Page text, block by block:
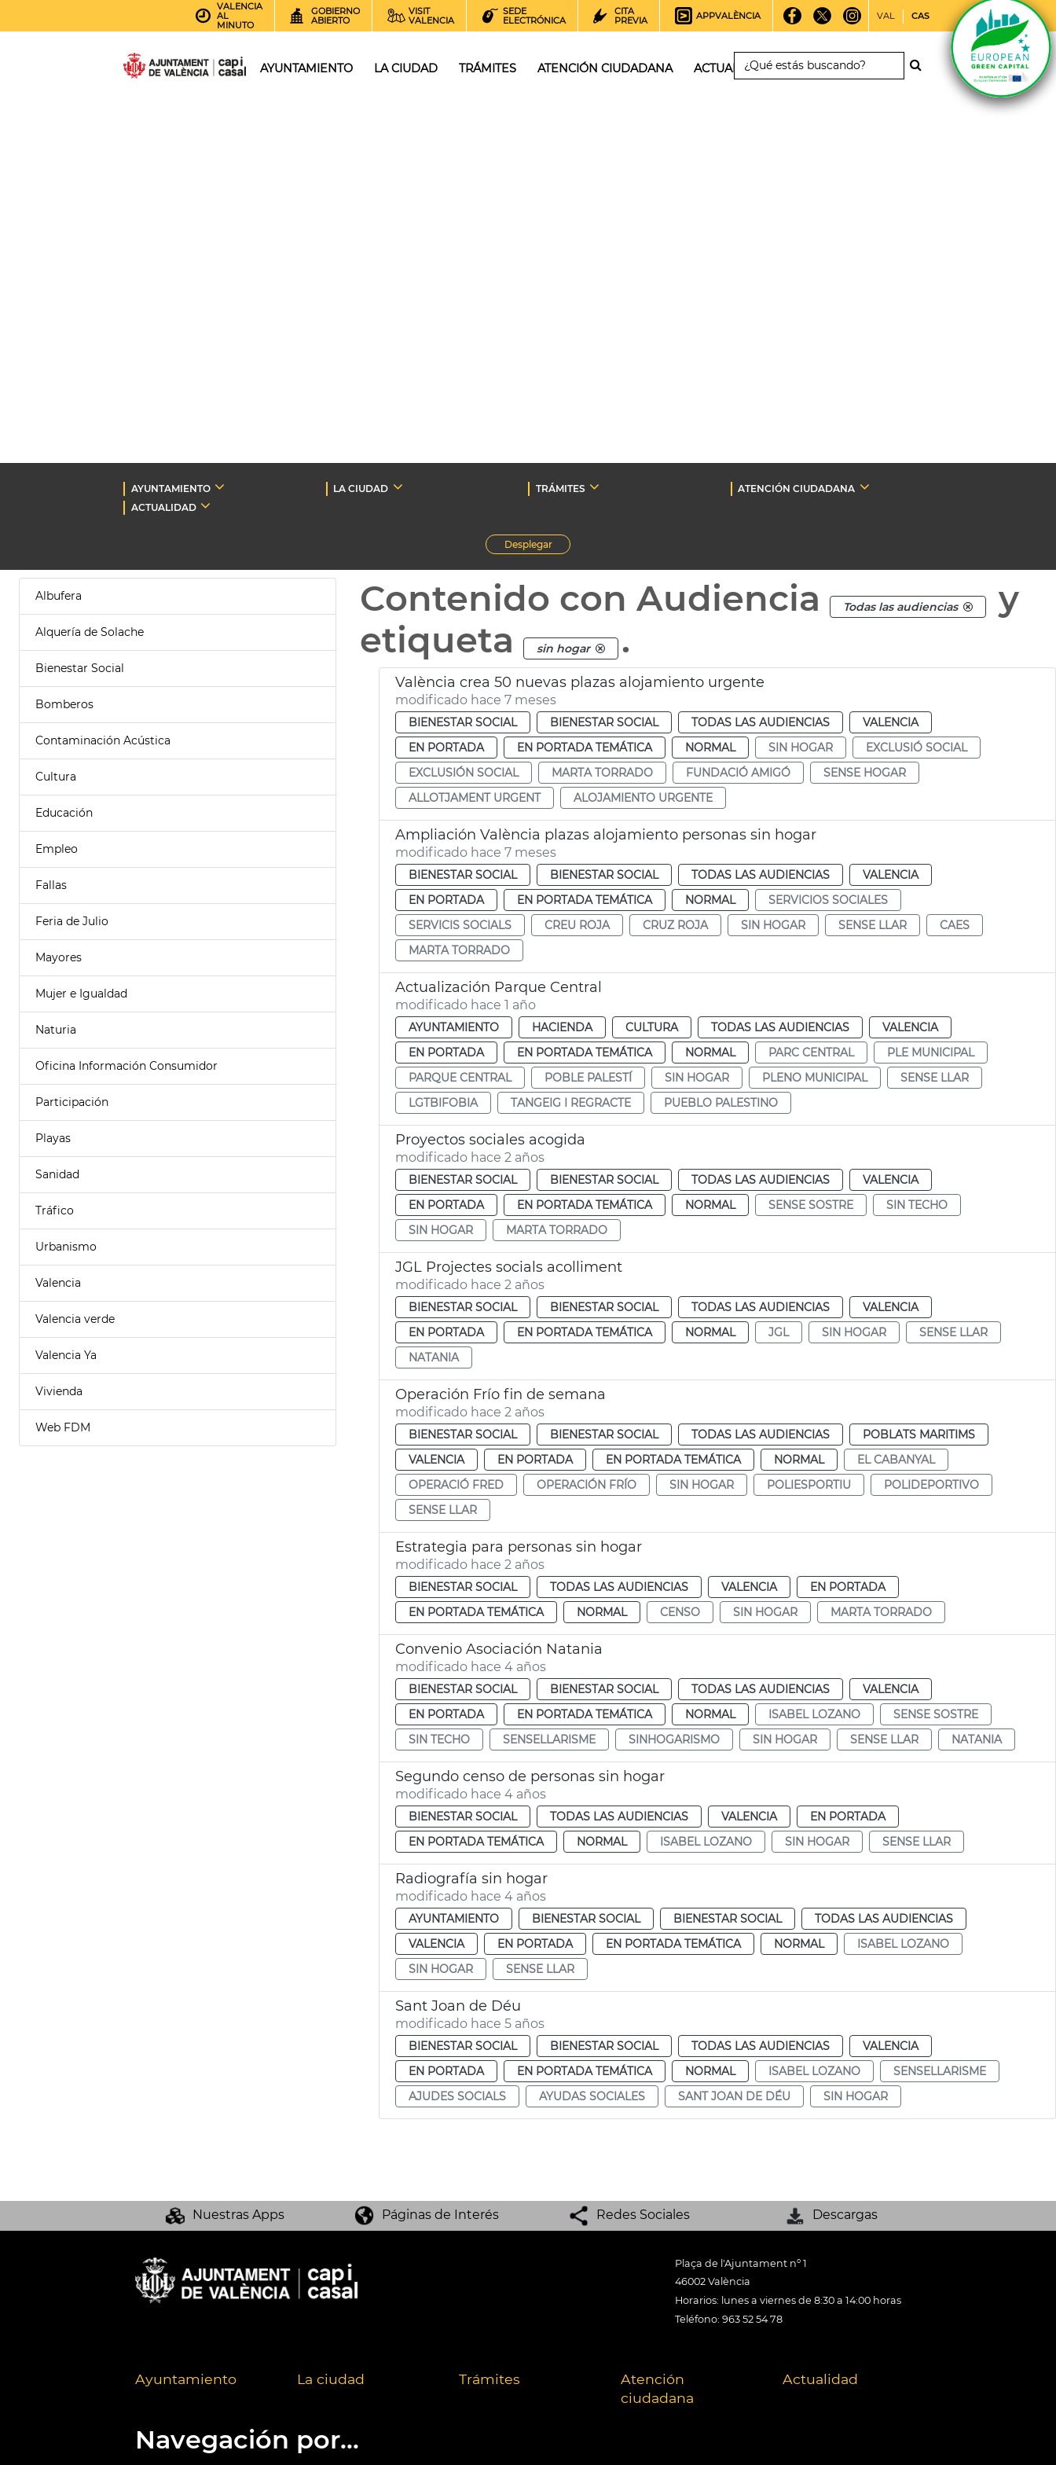
VALENCIA
AL
MINUTO
GOBIERNO
ABIERTO
VISIT
VALENCIA
SEDE
ELECTRÓNICA
CITA
PREVIA
APPVALÈNCIA VAL CAS
AYUNTAMIENTO LA CIUDAD TRÁMITES ATENCIÓN CIUDADANA ACTUALIDAD
AYUNTAMIENTO LA CIUDAD TRÁMITES
ATENCIÓN CIUDADANA
ACTUALIDAD
Desplegar
Albufera
Alquería de Solache
Bienestar Social
Bomberos
Contaminación Acústica
Cultura
Educación
Empleo
Fallas
Feria de Julio
Mayores
Mujer e Igualdad
Naturia
Oficina Información Consumidor
Participación
Playas
Sanidad
Tráfico
Urbanismo
Valencia
Valencia verde
Valencia Ya
Vivienda
Web FDM
Contenido con Audiencia Todas las audiencias
y
etiqueta
sin hogar .
València crea 50 nuevas plazas alojamiento urgente
modificado hace 7 meses
BIENESTAR SOCIAL BIENESTAR SOCIAL TODAS LAS AUDIENCIAS
VALENCIA
EN PORTADA
EN PORTADA TEMÁTICA NORMAL SIN HOGAR
EXCLUSIÓ SOCIAL
EXCLUSIÓN SOCIAL
MARTA TORRADO FUNDACIÓ AMIGÓ
SENSE HOGAR
ALLOTJAMENT URGENT
ALOJAMIENTO URGENTE
Ampliación València plazas alojamiento personas sin hogar
modificado hace 7 meses
BIENESTAR SOCIAL BIENESTAR SOCIAL TODAS LAS AUDIENCIAS
VALENCIA
EN PORTADA
EN PORTADA TEMÁTICA NORMAL
SERVICIOS SOCIALES
SERVICIS SOCIALS
CREU ROJA CRUZ ROJA SIN HOGAR SENSE LLAR
CAES
MARTA TORRADO
Actualización Parque Central
modificado hace 1 año
AYUNTAMIENTO HACIENDA CULTURA TODAS LAS AUDIENCIAS
VALENCIA
EN PORTADA
EN PORTADA TEMÁTICA NORMAL PARC CENTRAL
PLE MUNICIPAL
PARQUE CENTRAL
POBLE PALESTÍ SIN HOGAR PLENO MUNICIPAL
SENSE LLAR
LGTBIFOBIA
TANGEIG I REGRACTE PUEBLO PALESTINO
Proyectos sociales acogida
modificado hace 2 años
BIENESTAR SOCIAL BIENESTAR SOCIAL TODAS LAS AUDIENCIAS
VALENCIA
EN PORTADA
EN PORTADA TEMÁTICA NORMAL SENSE SOSTRE
SIN TECHO
SIN HOGAR
MARTA TORRADO
JGL Projectes socials acolliment
modificado hace 2 años
BIENESTAR SOCIAL BIENESTAR SOCIAL TODAS LAS AUDIENCIAS
VALENCIA
EN PORTADA
EN PORTADA TEMÁTICA NORMAL JGL SIN HOGAR
SENSE LLAR
NATANIA
Operación Frío fin de semana
modificado hace 2 años
BIENESTAR SOCIAL BIENESTAR SOCIAL TODAS LAS AUDIENCIAS
POBLATS MARITIMS
VALENCIA
EN PORTADA EN PORTADA TEMÁTICA NORMAL
EL CABANYAL
OPERACIÓ FRED
OPERACIÓN FRÍO SIN HOGAR POLIESPORTIU
POLIDEPORTIVO
SENSE LLAR
Estrategia para personas sin hogar
modificado hace 2 años
BIENESTAR SOCIAL TODAS LAS AUDIENCIAS VALENCIA
EN PORTADA
EN PORTADA TEMÁTICA
NORMAL CENSO SIN HOGAR MARTA TORRADO
Convenio Asociación Natania
modificado hace 4 años
BIENESTAR SOCIAL BIENESTAR SOCIAL TODAS LAS AUDIENCIAS
VALENCIA
EN PORTADA
EN PORTADA TEMÁTICA NORMAL ISABEL LOZANO
SENSE SOSTRE
SIN TECHO
SENSELLARISME SINHOGARISMO SIN HOGAR SENSE LLAR NATANIA
Segundo censo de personas sin hogar
modificado hace 4 años
BIENESTAR SOCIAL TODAS LAS AUDIENCIAS VALENCIA
EN PORTADA
EN PORTADA TEMÁTICA
NORMAL ISABEL LOZANO SIN HOGAR SENSE LLAR
Radiografía sin hogar
modificado hace 4 años
AYUNTAMIENTO BIENESTAR SOCIAL BIENESTAR SOCIAL
TODAS LAS AUDIENCIAS
VALENCIA
EN PORTADA EN PORTADA TEMÁTICA NORMAL
ISABEL LOZANO
SIN HOGAR
SENSE LLAR
Sant Joan de Déu
modificado hace 5 años
BIENESTAR SOCIAL BIENESTAR SOCIAL TODAS LAS AUDIENCIAS
VALENCIA
EN PORTADA
EN PORTADA TEMÁTICA NORMAL ISABEL LOZANO
SENSELLARISME
AJUDES SOCIALS
AYUDAS SOCIALES SANT JOAN DE DÉU SIN HOGAR
Nuestras Apps Páginas de Interés Redes Sociales Descargas
Plaça de l'Ajuntament nº 1
46002 València
Horarios: lunes a viernes de 8:30 a 14:00 horas
Teléfono: 963 52 54 78
Ayuntamiento La ciudad Trámites
Atención
ciudadana
Actualidad
Navegación por...